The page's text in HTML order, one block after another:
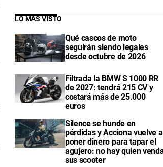
LO MÁS VISTO
Qué cascos de moto
seguirán siendo legales
desde octubre de 2026
Filtrada la BMW S 1000 RR
de 2027: tendrá 215 CV y
costará más de 25.000
euros
Silence se hunde en
pérdidas y Acciona vuelve a
poner dinero para tapar el
agujero: no hay quien
sus scooter